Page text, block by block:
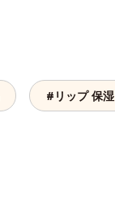
#リップ 保湿